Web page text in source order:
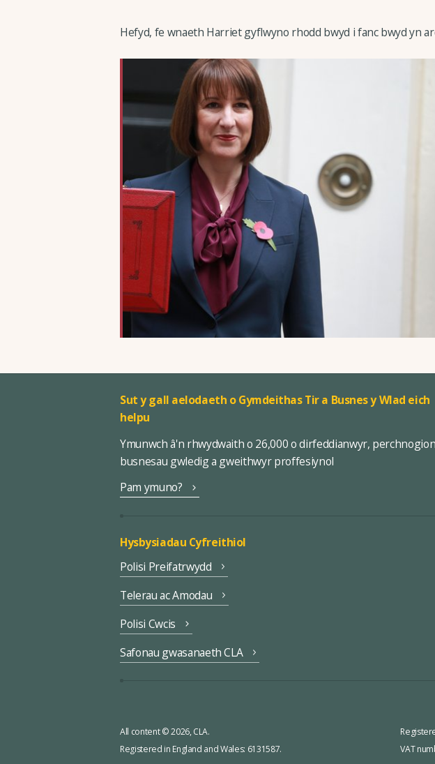
Hefyd, fe wnaeth Harriet gyflwyno rhodd bwyd i fanc bwyd yn
Sut y gall aelodaeth o Gymdeithas Tir a Busnes y Wlad eich
helpu
Ymunwch â'n rhwydwaith o 26,000 o dirfeddianwyr, perchnogion
busnesau gwledig a gweithwyr proffesiynol
Pam ymuno?
Hysbysiadau Cyfreithiol
Polisi Preifatrwydd
Telerau ac Amodau
Polisi Cwcis
Safonau gwasanaeth CLA
All content © 2026, CLA.
Registered in England and Wales: 6131587.
VAT